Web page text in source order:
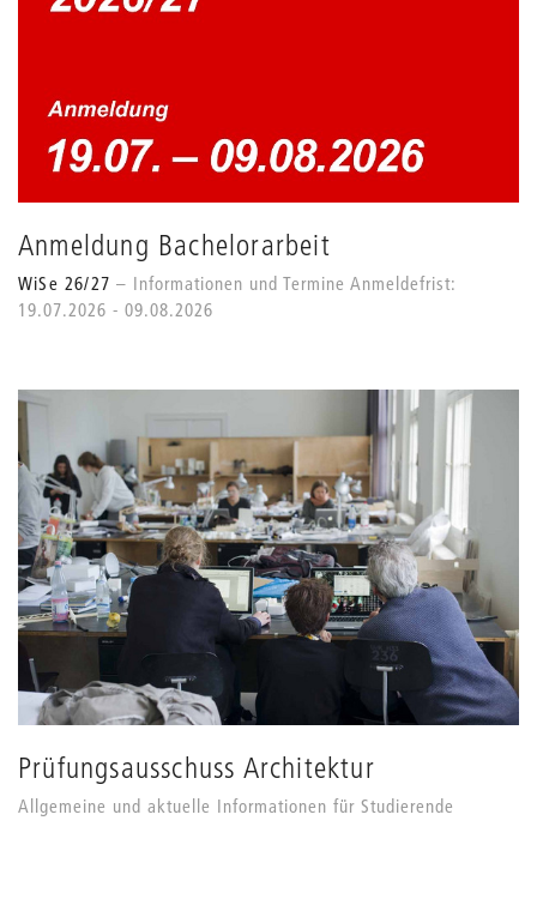
Anmeldung Bachelorarbeit
WiSe 26/27
Informationen und Termine Anmeldefrist:
19.07.2026 - 09.08.2026
Prüfungsausschuss Architektur
Allgemeine und aktuelle Informationen für Studierende